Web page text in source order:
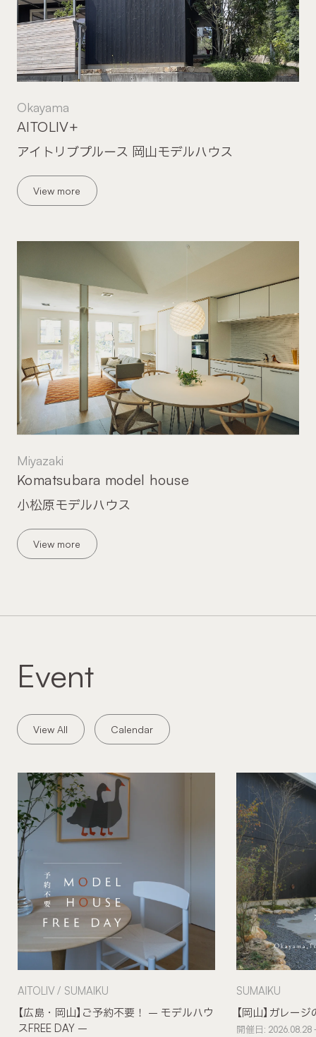
Okayama
アイトリブプルース 岡山モデルハウス
AITOLIV+
View more
Miyazaki
小松原モデルハウス
Komatsubara model house
View more
Event
View All Calendar
【広島・岡山】ご予約不要！ – モデルハウ
スFREE DAY –
AITOLIV SUMAIKU
【岡山】ガレー
SUMAIKU
開催日: 2026.08.28